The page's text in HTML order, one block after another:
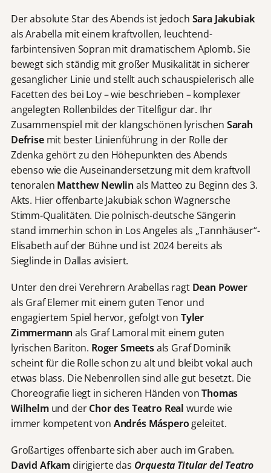
Der absolute Star des Abends ist jedoch Sara Jakubiak
als Arabella mit einem kraftvollen, leuchtend-
farbintensiven Sopran mit dramatischem Aplomb. Sie
bewegt sich ständig mit großer Musikalität in sicherer
gesanglicher Linie und stellt auch schauspielerisch alle
Facetten des bei Loy – wie beschrieben – komplexer
angelegten Rollenbildes der Titelfigur dar. Ihr
Zusammenspiel mit der klangschönen lyrischen Sarah
Defrisemit bester Linienführung in der Rolle der
Zdenka gehört zu den Höhepunkten des Abends
ebenso wie die Auseinandersetzung mit dem kraftvoll
tenoralen Matthew Newlinals Matteo zu Beginn des 3.
Akts. Hier offenbarte Jakubiak schon Wagnersche
Stimm-Qualitäten. Die polnisch-deutsche Sängerin
stand immerhin schon in Los Angeles als „Tannhäuser“-
Elisabeth auf der Bühne und ist 2024 bereits als
Sieglinde in Dallas avisiert.
Unter den drei Verehrern Arabellas ragt Dean Power
als Graf Elemer mit einem guten Tenor und
engagiertem Spiel hervor, gefolgt von Tyler
Zimmermannals Graf Lamoral mit einem guten
lyrischen Bariton. Roger Smeetsals Graf Dominik
scheint für die Rolle schon zu alt und bleibt vokal auch
etwas blass. Die Nebenrollen sind alle gut besetzt. Die
Choreografie liegt in sicheren Händen vonThomas
Wilhelmund derChor des Teatro Real wurde wie
immer kompetent von Andrés Máspero geleitet.
Großartiges offenbarte sich aber auch im Graben.
David Afkam dirigierte das Orquesta Titular del Teatro